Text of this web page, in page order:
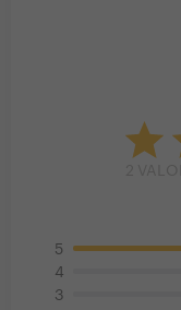
5
4
3